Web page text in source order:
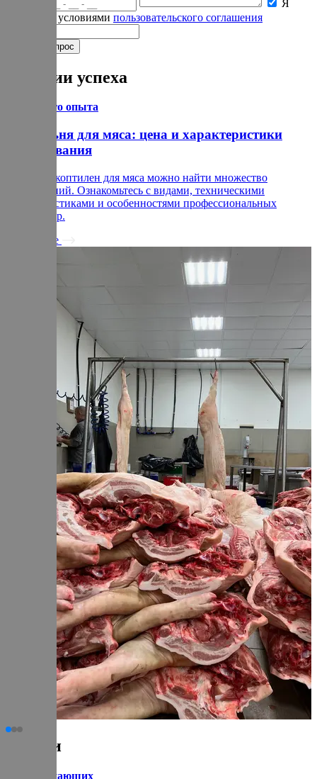
Я
согласен с условиями пользовательского соглашения
Истории успеха
Из личного опыта
Коптильня для мяса: цена и характеристики
оборудования
На рынке коптилен для мяса можно найти множество
предложений. Ознакомьтесь с видами, техническими
характеристиками и особенностями профессиональных
термокамер.
Подробнее
Статьи
для начинающих